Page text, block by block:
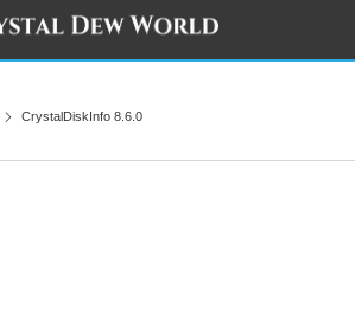
CrystalDiskInfo 8.6.0